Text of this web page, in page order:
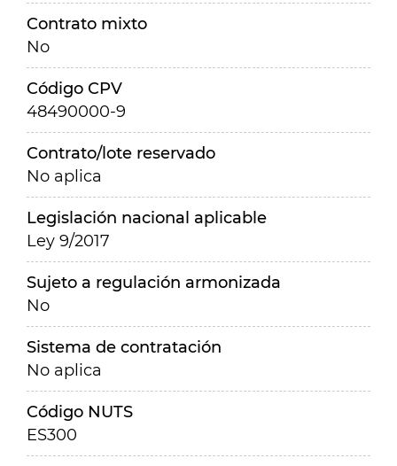
Contrato mixto
No
Código CPV
48490000-9
Contrato/lote reservado
No aplica
Legislación nacional aplicable
Ley 9/2017
Sujeto a regulación armonizada
No
Sistema de contratación
No aplica
Código NUTS
ES300